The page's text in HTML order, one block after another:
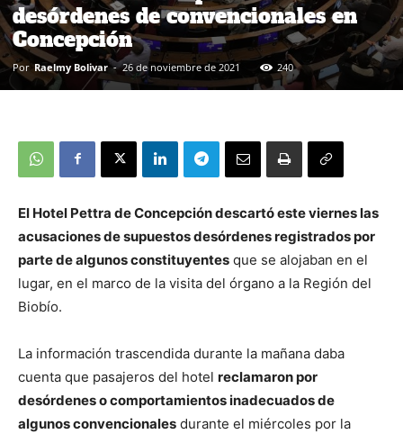
desórdenes de convencionales en
Concepción
Por Raelmy Bolivar - 26 de noviembre de 2021 240
El Hotel Pettra de Concepción descartó este viernes las
acusaciones de supuestos desórdenes registrados por
parte de algunos constituyentes que se alojaban en el
lugar, en el marco de la visita del órgano a la Región del
Biobío.
La información trascendida durante la mañana daba
cuenta que pasajeros del hotel reclamaron por
desórdenes o comportamientos inadecuados de
algunos convencionales durante el miércoles por la